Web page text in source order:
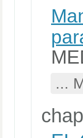
...